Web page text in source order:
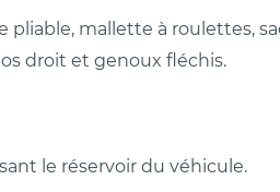
pliable, mallette à roulettes,
droit et genoux fléchis.
le réservoir du véhicule.